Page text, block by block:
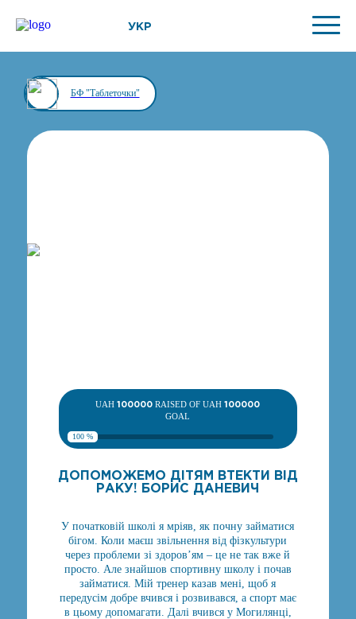
УКР
БФ "Таблеточки"
UAH100000 RAISED OF UAH100000
GOAL
100 %
ДОПОМОЖЕМО ДІТЯМ ВТЕКТИ ВІД
РАКУ! БОРИС ДАНЕВИЧ
У початковій школі я мріяв, як почну займатися
бігом. Коли маєш звільнення від фізкультури
через проблеми зі здоров’ям – це не так вже й
просто. Але знайшов спортивну школу і почав
займатися. Мій тренер казав мені, щоб я
передусім добре вчився і розвивався, а спорт має
в цьому допомагати. Далі вчився у Могилянці,